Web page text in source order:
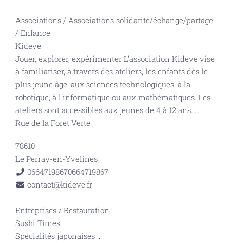
Associations / Associations solidarité/échange/partage
/ Enfance
Kideve
Jouer, explorer, expérimenter L’association Kideve vise
à familiariser, à travers des ateliers, les enfants dès le
plus jeune âge, aux sciences technologiques, à la
robotique, à l’informatique ou aux mathématiques. Les
ateliers sont accessibles aux jeunes de 4 à 12 ans. ...
Rue de la Foret Verte
78610
Le Perray-en-Yvelines
06647198670664719867
contact@kideve.fr
Entreprises / Restauration
Sushi Times
Spécialités japonaises ...